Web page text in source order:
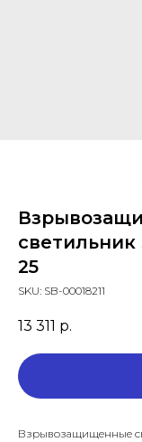
светильник
25
SKU: SB-00018211
13 311 р.
Взрывозащищенные